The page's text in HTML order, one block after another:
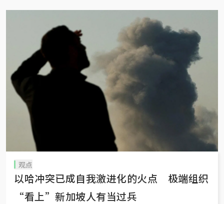
观点
以哈冲突已成自我激进化的火点 极端组织
“看上”新加坡人有当过兵